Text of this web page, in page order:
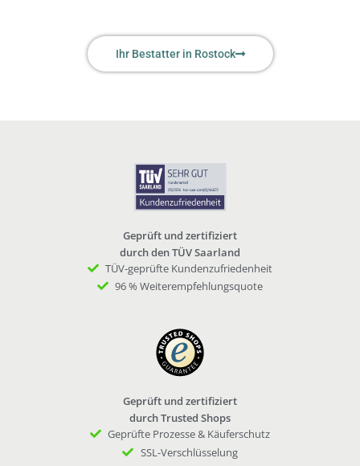
Ihr Bestatter in Rostock
Geprüft und zertifiziert
durch den TÜV Saarland
TÜV-geprüfte Kundenzufriedenheit
96 % Weiterempfehlungsquote
Geprüft und zertifiziert
durch Trusted Shops
Geprüfte Prozesse & Käuferschutz
SSL-Verschlüsselung